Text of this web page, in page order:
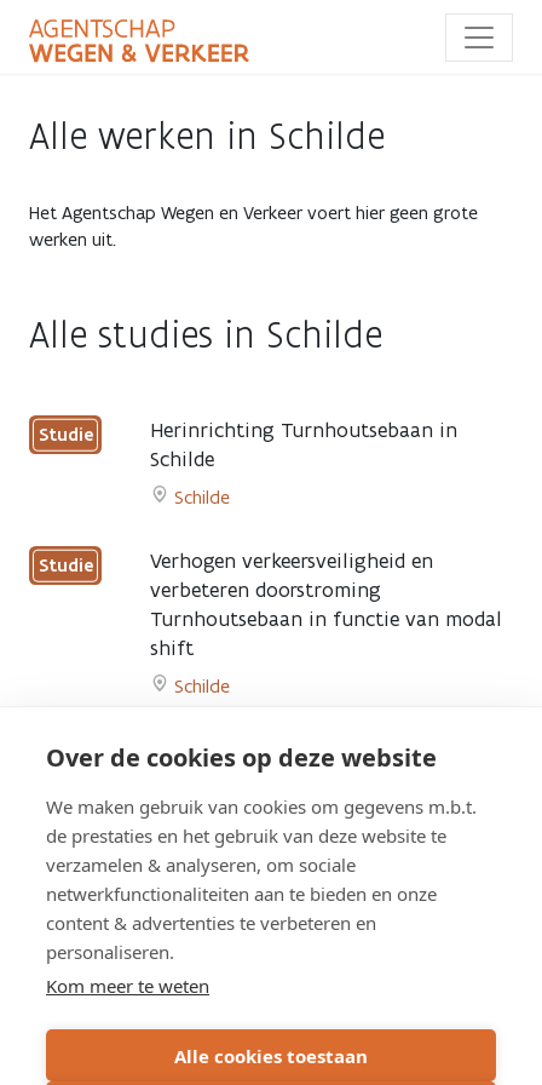
Over de cookies op deze website
We maken gebruik van cookies om gegevens m.b.t.
de prestaties en het gebruik van deze website te
verzamelen & analyseren, om sociale
netwerkfunctionaliteiten aan te bieden en onze
content & advertenties te verbeteren en
personaliseren.
Kom meer te weten
Alle cookies toestaan
naar
inhoud
gaanAlle werken in Schilde
Het Agentschap Wegen en Verkeer voert hier geen grote
werken uit.
Alle studies in Schilde
Studie
Herinrichting Turnhoutsebaan in
Schilde
Schilde
to
Herinrichting
Turnhoutsebaan
in
Schilde
page
Studie
Verhogen verkeersveiligheid en
verbeteren doorstroming
Turnhoutsebaan in functie van modal
shift
Schilde
Verhogen
en
verbeteren
doorstroming
Turnhoutsebaan
in
functie
van
shift
page
Studie
Heraanleg Kerkstraat/Gillès de
Pélichylei in 's Gravenwezel
Schilde
Go
to
Heraanleg
Kerkstraat/Gillès
de
Pélichylei
in
's
Gravenwezel
Overzicht werken